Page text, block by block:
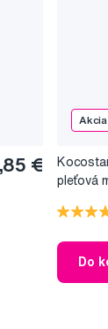
€
Akcia
pleťová
Do